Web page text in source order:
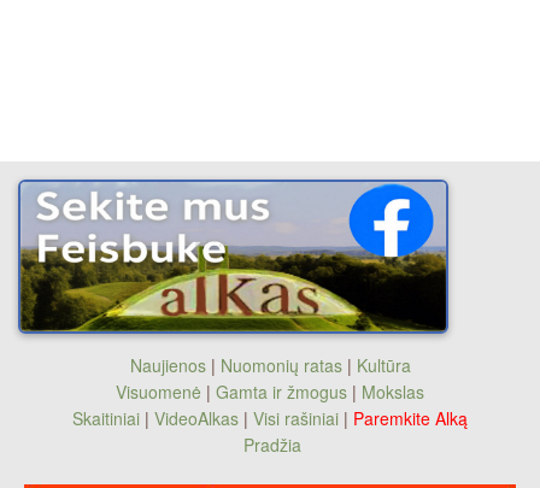
Naujienos| Nuomonių ratas| Kultūra
Visuomenė | Gamta ir žmogus | Mokslas
Skaitiniai | VideoAlkas | Visi rašiniai | Paremkite Alką
Pradžia